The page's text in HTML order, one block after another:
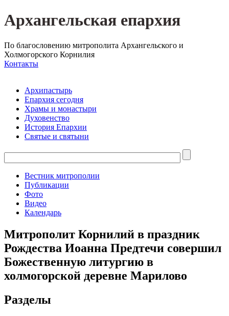
Архангельская епархия
По благословению митрополита Архангельского и
Холмогорского Корнилия
Контакты
Архипастырь
Епархия сегодня
Храмы и монастыри
Духовенство
История Епархии
Святые и святыни
Вестник митрополии
Публикации
Фото
Видео
Календарь
Митрополит Корнилий в праздник
Рождества Иоанна Предтечи совершил
Божественную литургию в
холмогорской деревне Марилово
Разделы